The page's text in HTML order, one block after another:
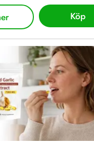
Köp